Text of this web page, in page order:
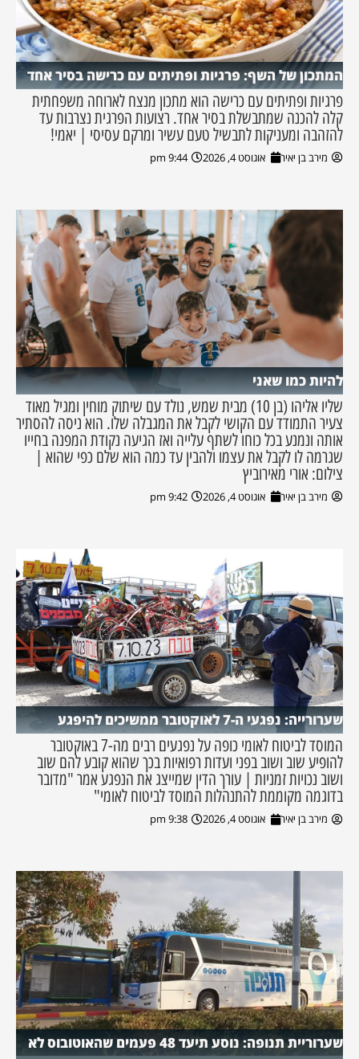
המתכון של השף: פרגיות ופתיתים עם כרישה בסיר אחד
פרגיות ופתיתים עם כרישה הוא מתכון מנצח לארוחה משפחתית
קלה להכנה שמתבשלת בסיר אחד. רצועות הפרגית נצרבות עד
להזהבה ומעניקות לתבשיל טעם עשיר ומרקם עסיסי | יאמי!
מירב בן יאיר אוגוסט 4, 2026 9:44 pm
להיות כמו שאני
שליו אליהו (בן 10) מבית שמש, נולד עם שיתוק מוחין ומגיל מאוד
צעיר התמודד עם הקושי לקבל את המגבלה שלו. הוא ניסה להסתיר
אותה ונמנע בכל כוחו לשתף עלייה ואז הגיעה נקודת המפנה בחייו
שגרמה לו לקבל את עצמו ולהבין עד כמה הוא שלם כפי שהוא |
צילום: אורי מאירוביץ
מירב בן יאיר אוגוסט 4, 2026 9:42 pm
שערורייה: נפגעי ה-7 לאוקטובר ממשיכים להיפגע
המוסד לביטוח לאומי כופה על נפגעים רבים מה-7 באוקטובר
להופיע שוב ושוב בפני ועדות רפואיות בכך שהוא קובע להם שוב
ושוב נכויות זמניות | עורך הדין שמייצג את הנפגע אמר "מדובר
בדוגמה מקוממת להתנהלות המוסד לביטוח לאומי"
מירב בן יאיר אוגוסט 4, 2026 9:38 pm
שערוריית תנופה: נוסע תיעד 48 פעמים שהאוטובוס לא